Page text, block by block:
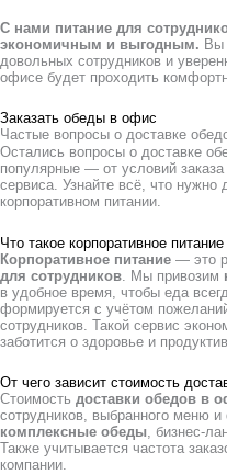
С нами питание для
экономичным и выгодным. Вы
довольных сотрудников и
офисе будет проходить
Заказать обеды в офис
Частые вопросы о доставке
Остались вопросы о доставке
популярные — от условий
сервиса. Узнайте всё, что нужно
корпоративном питании.
Что такое корпоративное
Корпоративное питание — это
для сотрудников . Мы привозим
в удобное время, чтобы еда
формируется с учётом
сотрудников. Такой сервис
заботится о здоровье и
От чего зависит стоимость
Стоимость доставки обедов в
сотрудников, выбранного меню
комплексные обеды, бизнес-
Также учитывается частота
компании.